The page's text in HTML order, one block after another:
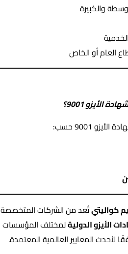
والكبيرة
العام أو الخاص
9001؟
9001 حسب:
كواليتيتُعد من الشركات المتخصصة
الأيزو الدوليةلمختلف المؤسسات
لأحدث المعايير العالمية المعتمدة.